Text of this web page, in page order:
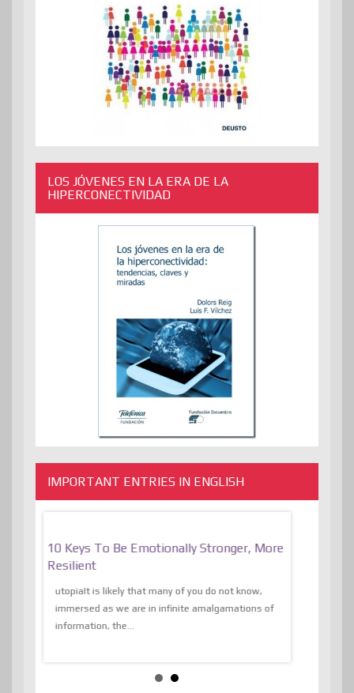
LOS JÓVENES EN LA ERA DE LA
HIPERCONECTIVIDAD
IMPORTANT ENTRIES IN ENGLISH
10 Keys To Be Emotionally Stronger, More
Resilient
utopiaIt is likely that many of you do not know,
immersed as we are in infinite amalgamations of
information, the...